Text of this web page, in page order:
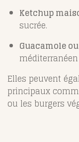
Ketchup
sucrée.
Guacamole
Elles peuvent
principaux
ou les burgers